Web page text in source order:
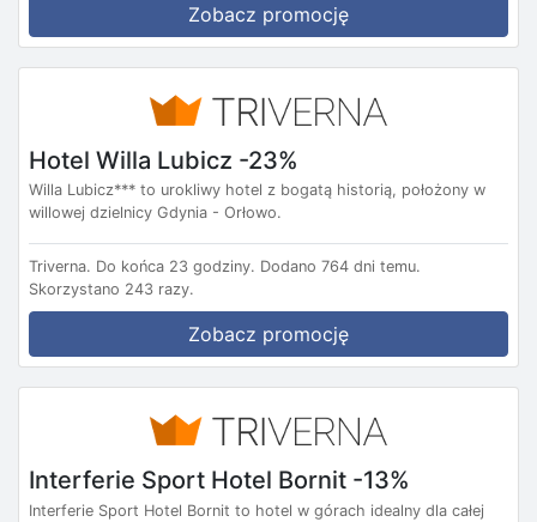
Zobacz promocję
Hotel Willa Lubicz -23%
Willa Lubicz*** to urokliwy hotel z bogatą historią, położony w
willowej dzielnicy Gdynia - Orłowo.
Triverna. Do końca 23 godziny. Dodano 764 dni temu.
Skorzystano 243 razy.
Zobacz promocję
Interferie Sport Hotel Bornit -13%
Interferie Sport Hotel Bornit to hotel w górach idealny dla całej